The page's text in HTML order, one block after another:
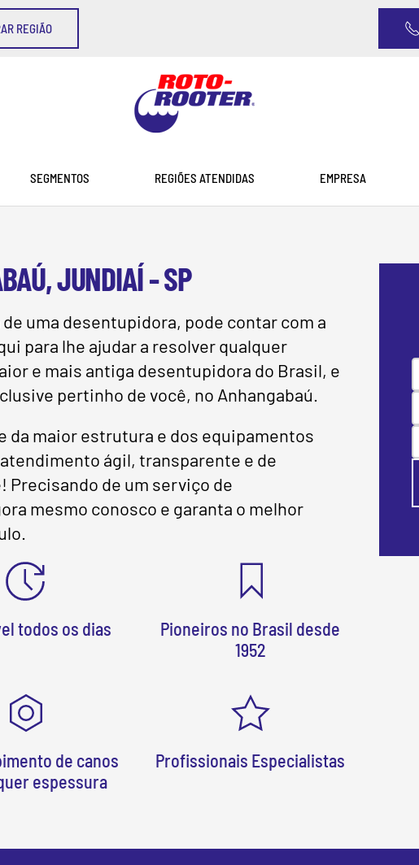
REGIÃO
SEGMENTOS REGIÕES ATENDIDAS EMPRESA
JUNDIAÍ - SP
uma desentupidora, pode contar com a
para lhe ajudar a resolver qualquer
e mais antiga desentupidora do Brasil, e
pertinho de você, no Anhangabaú.
da maior estrutura e dos equipamentos
ágil, transparente e de
Precisando de um serviço de
mesmo conosco e garanta o melhor
todos os dias
Pioneiros no Brasil desde
1952
de canos
espessura
Profissionais Especialistas